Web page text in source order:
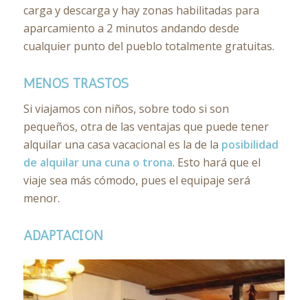
carga y descarga y hay zonas habilitadas para
aparcamiento a 2 minutos andando desde
cualquier punto del pueblo totalmente gratuitas.
MENOS TRASTOS
Si viajamos con niños, sobre todo si son
pequeños, otra de las ventajas que puede tener
alquilar una casa vacacional es la de la posibilidad
de alquilar una cuna o trona. Esto hará que el
viaje sea más cómodo, pues el equipaje será
menor.
ADAPTACIÓN